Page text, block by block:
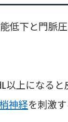
低下と門脈
上になると
神経を刺激